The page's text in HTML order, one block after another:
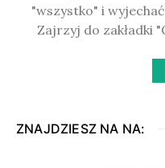
"wszystko" i
Zajrzyj do zakładki
ZNAJDZIESZ NA NA: